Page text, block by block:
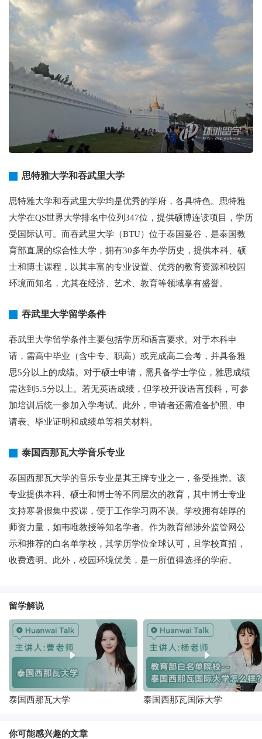
思特雅大学和吞武里大学
思特雅大学和吞武里大学均是优秀的学府，各具特色。思特雅
大学在QS世界大学排名中位列347位，提供硕博连读项目，学历
受国际认可。而吞武里大学（BTU）位于泰国曼谷，是泰国教
育部直属的综合性大学，拥有30多年办学历史，提供本科、硕
士和博士课程，以其丰富的专业设置、优秀的教育资源和校园
环境而知名，尤其在经济、艺术、教育等领域享有盛誉。
吞武里大学留学条件
吞武里大学留学条件主要包括学历和语言要求。对于本科申
请，需高中毕业（含中专、职高）或完成高二会考，并具备雅
思5分以上的成绩。对于硕士申请，需具备学士学位，雅思成绩
需达到5.5分以上。若无英语成绩，但学校开设语言预科，可参
加培训后统一参加入学考试。此外，申请者还需准备护照、申
请表、毕业证明和成绩单等相关材料。
泰国西那瓦大学音乐专业
泰国西那瓦大学的音乐专业是其王牌专业之一，备受推崇。该
专业提供本科、硕士和博士等不同层次的教育，其中博士专业
支持寒暑假集中授课，便于工作学习两不误。学校拥有雄厚的
师资力量，如韦唯教授等知名学者。作为教育部涉外监管网公
示和推荐的白名单学校，其学历学位全球认可，且学校直招，
收费透明。此外，校园环境优美，是一所值得选择的学府。
留学解说
泰国西那瓦大学 泰国西那瓦国际大学
你可能感兴趣的文章